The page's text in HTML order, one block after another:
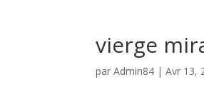
vierge
parAdmin84 |Avr 13,